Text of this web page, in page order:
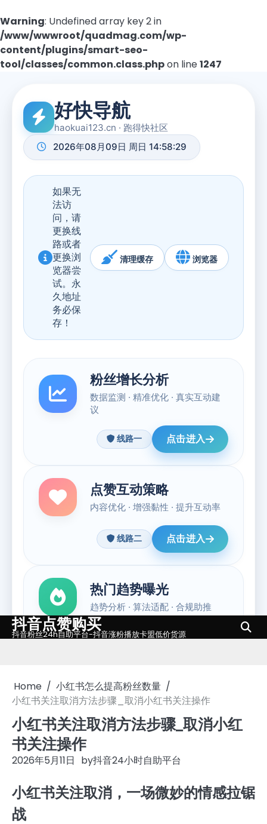
Warning: Undefined array key 2 in
/www/wwwroot/quadmag.com/wp-
content/plugins/smart-seo-
tool/classes/common.class.phpon line1247
Skip
to
抖音点赞购买
抖音粉丝24h自助平台-抖音涨粉播放卡盟低价货源
Home
小红书怎么提高粉丝数量
小红书关注取消方法步骤_取消小红书关注操作
小红书关注取消方法步骤_取消小红
书关注操作
2026年5月11日 by抖音24小时自助平台
小红书关注取消，一场微妙的情感拉锯
战